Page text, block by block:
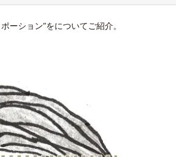
ーション”をについてご紹介。